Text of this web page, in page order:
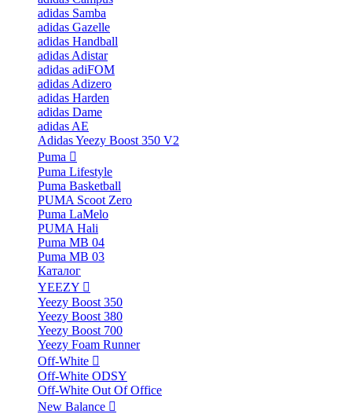
adidas Samba
adidas Gazelle
adidas Handball
adidas Adistar
adidas adiFOM
adidas Adizero
adidas Harden
adidas Dame
adidas AE
Adidas Yeezy Boost 350 V2
Puma
Puma Lifestyle
Puma Basketball
PUMA Scoot Zero
Puma LaMelo
PUMA Hali
Puma MB 04
Puma MB 03
Каталог
YEEZY
Yeezy Boost 350
Yeezy Boost 380
Yeezy Boost 700
Yeezy Foam Runner
Off-White
Off-White ODSY
Off-White Out Of Office
New Balance